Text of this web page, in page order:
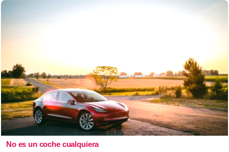
No es un coche cualquiera